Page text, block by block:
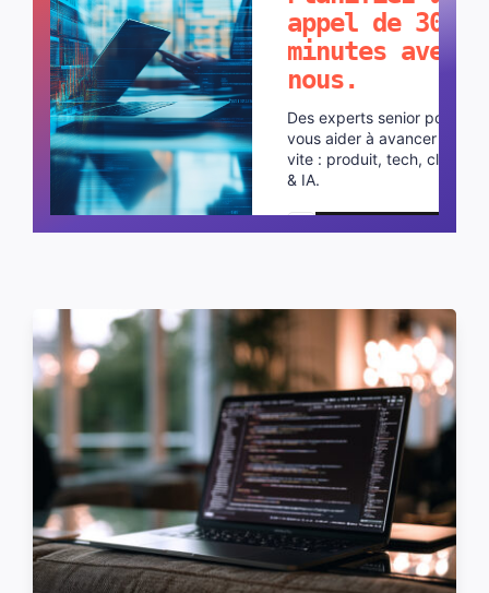
appel de 30
minutes avec
nous.
Des experts senior pour
vous aider à avancer plus
vite : produit, tech, cloud
& IA.
Planifier un appel